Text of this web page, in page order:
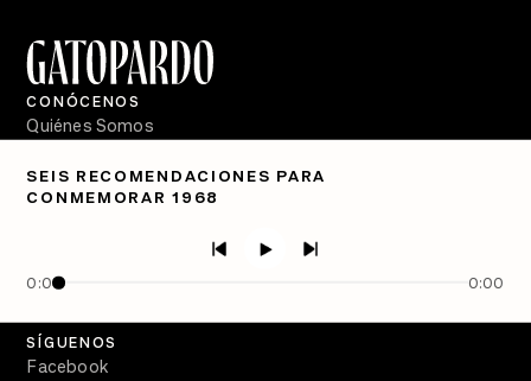
SEIS RECOMENDACIONES PARA
CONMEMORAR 1968
0:00 0:00
CONÓCENOS
Quiénes Somos
PÓDCASTS
Crecer en Distopía
SÍGUENOS
Facebook